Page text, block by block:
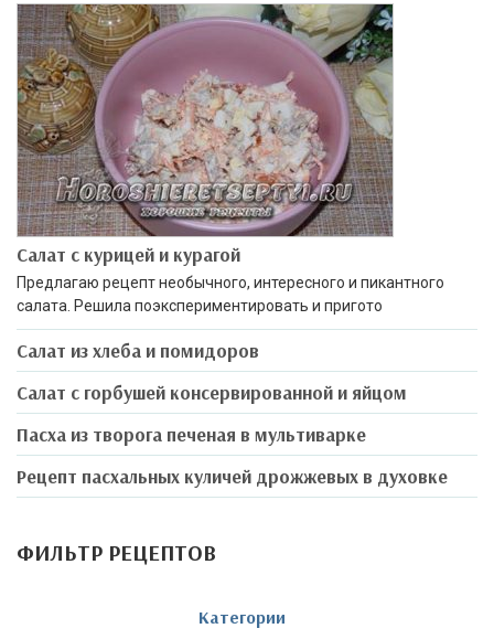
Салат с курицей и курагой
Предлагаю рецепт необычного, интересного и пикантного
салата. Решила поэкспериментировать и пригото
Салат из хлеба и помидоров
Салат с горбушей консервированной и яйцом
Пасха из творога печеная в мультиварке
Рецепт пасхальных куличей дрожжевых в духовке
ФИЛЬТР РЕЦЕПТОВ
Категории